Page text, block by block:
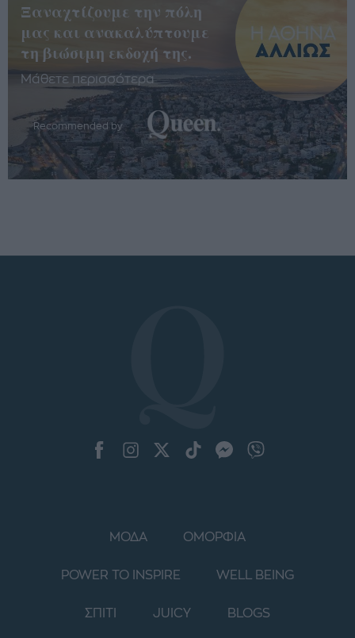
Ξαναχτίζουμε την πόλη
μας και ανακαλύπτουμε
τη βιώσιμη εκδοχή της.
Μάθετε περισσότερα
Recommended by
ΜΟΔΑ ΟΜΟΡΦΙΑ
POWER TO INSPIRE WELL BEING
ΣΠΙΤΙ JUICY BLOGS